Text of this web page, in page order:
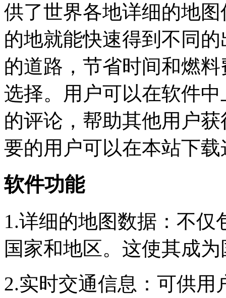
供了世界各地详细的地
的地就能快速得到不同
的道路，节省时间和燃
选择。用户可以在软件
的评论，帮助其他用户
要的用户可以在本站下
软件功能
1.详细的地图数据：不
国家和地区。这使其成
2.实时交通信息：可供